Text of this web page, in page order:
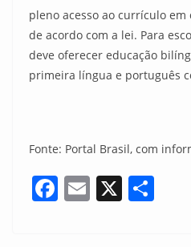
pleno acesso ao currículo
de acordo com a lei. Para
deve oferecer educação
primeira língua e português
Fonte: Portal Brasil, com
F E X